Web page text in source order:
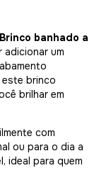
Brinco banhado a
adicionar um
este brinco
brilhar em
com
ou para o dia a
ideal para quem